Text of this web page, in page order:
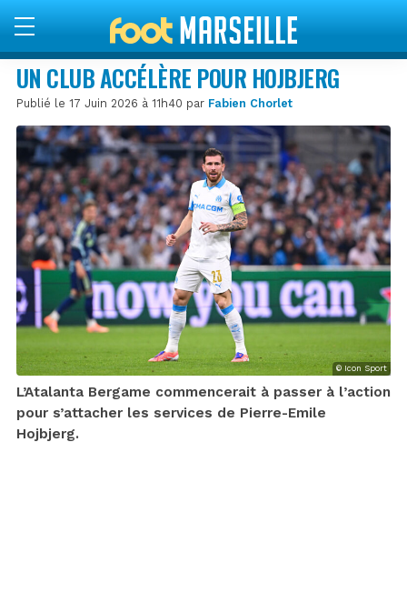
UN CLUB ACCÉLÈRE POUR HOJBJERG
Publié le 17 Juin 2026 à 11h40 par Fabien Chorlet
© Icon Sport
L’Atalanta Bergame commencerait à passer à l’action
pour s’attacher les services de Pierre-Emile
Hojbjerg.